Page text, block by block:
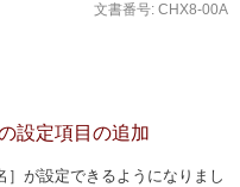
文書番号: CHX8-00A
設定項目の追加
が設定できるようになりまし